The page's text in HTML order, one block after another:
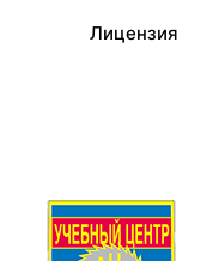
Лицензия